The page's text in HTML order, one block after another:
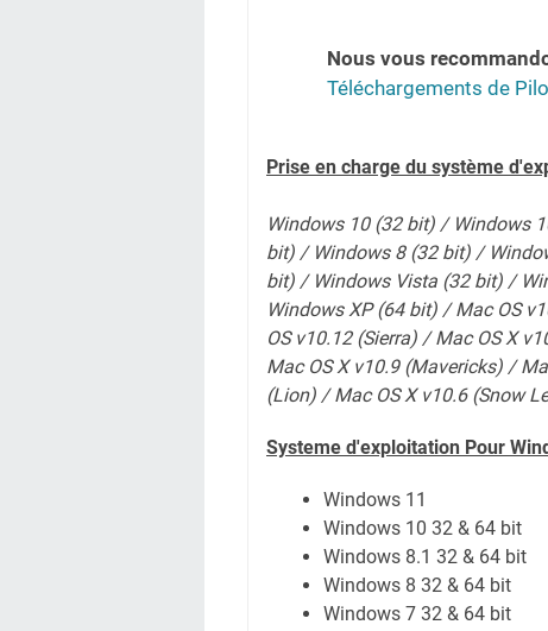
Nous vous
Téléchargements de
Prise en charge du système
Windows 10 (32 bit) / Windows
bit) / Windows 8 (32 bit) /
bit) / Windows Vista (32 bit) /
Windows XP (64 bit) / Mac OS
OS v10.12 (Sierra) / Mac OS X
Mac OS X v10.9 (Mavericks) /
(Lion) / Mac OS X v10.6 (Snow
Systeme d'exploitation Pour
Windows 11
Windows 10 32 & 64 bit
Windows 8.1 32 & 64 bit
Windows 8 32 & 64 bit
Windows 7 32 & 64 bit